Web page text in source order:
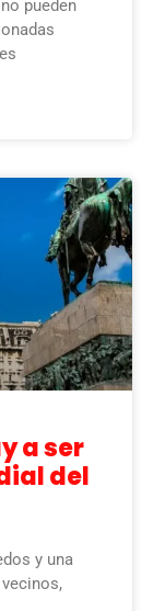
pueden
a ser
del
y una